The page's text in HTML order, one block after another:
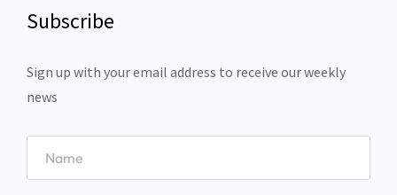
Subscribe
Sign up with your email address to receive our weekly
news